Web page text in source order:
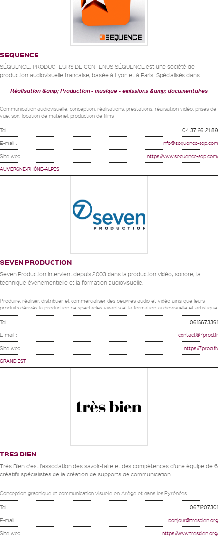
SEQUENCE
SÉQUENCE, PRODUCTEURS DE CONTENUS SÉQUENCE est une société de
production audiovisuelle française, basée à Lyon et à Paris. Spécialisés dans...
Réalisation &amp; Production musique emissions &amp; documentaires
Communication audiovisuelle, conception, réalisations, prestations, réalisation vidéo, prises de
vue, son, location de matériel, production de films
Tel. : 04 37 26 21 89
E-mail : info@sequence-sdp.com
Site web : https://www.sequence-sdp.com/
AUVERGNE-RHÔNE-ALPES
SEVEN PRODUCTION
Seven Production intervient depuis 2003 dans la production vidéo, sonore, la
technique événementielle et la formation audiovisuelle.
Produire, réaliser, distribuer et commercialiser des oeuvres audio et vidéo ainsi que leurs
produits dérivés la production de spectacles vivants et la formation audiovisuelle et artistique.
Tel. : 0615673391
E-mail : contact@7prod.fr
Site web : https://7prod.fr/
GRAND EST
TRES BIEN
Très Bien c’est l’association des savoir-faire et des compétences d’une équipe de 6
créatifs spécialistes de la création de supports de communication...
Conception graphique et communication visuelle en Ariège et dans les Pyrénées.
Tel. : 0671207301
E-mail : bonjour@tresbien.org
Site web : https://www.tresbien.org/